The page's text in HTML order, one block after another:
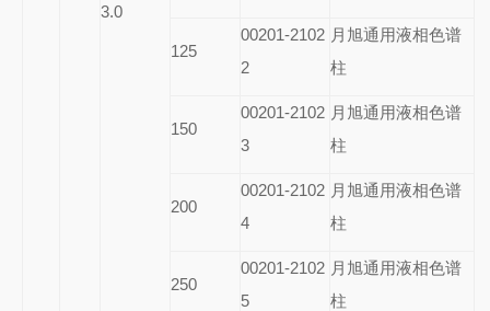
3.0
125
00201-2102
2
月旭通用液相色谱
柱
150
00201-2102
3
月旭通用液相色谱
柱
200
00201-2102
4
月旭通用液相色谱
柱
250
00201-2102
5
月旭通用液相色谱
柱